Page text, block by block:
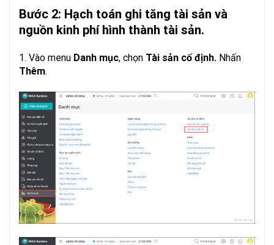
Bước 2: Hạch toán ghi tăng tài sản và
nguồn kinh phí hình thành tài sản.
1. Vào menu Danh mục, chọn Tài sản cố định. Nhấn
Thêm.